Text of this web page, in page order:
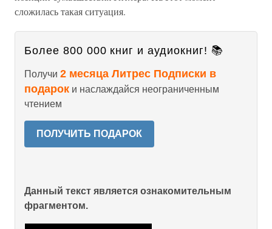
сложилась такая ситуация.
Более 800 000 книг и аудиокниг! 📚
Получи 2 месяца Литрес Подписки в
подарок и наслаждайся неограниченным
чтением
ПОЛУЧИТЬ ПОДАРОК
Данный текст является ознакомительным
фрагментом.